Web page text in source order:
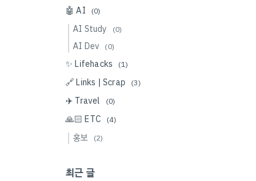
🤖 AI (0)
AI Study (0)
AI Dev (0)
✨ Lifehacks (1)
🔗 Links | Scrap (3)
✈️ Travel (0)
🙏🏻 ETC (4)
홍보 (2)
최근 글